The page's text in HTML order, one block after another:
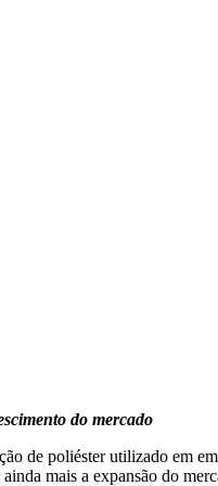
do mercado
de poliéster utilizado em
mais a expansão do